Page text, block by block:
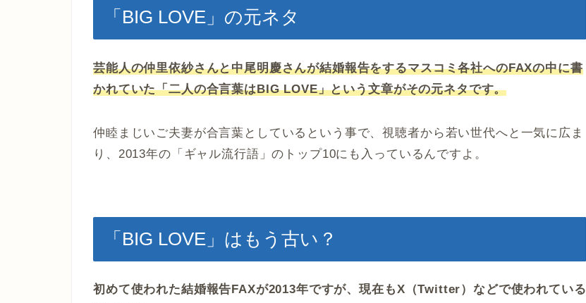
「BIG LOVE」の元ネタ
芸能人の仲里依紗さんと中尾明慶さんが結婚報告をするマスコミ各社へのFAXの中に書
かれていた「二人の合言葉はBIG LOVE」という文章がその元ネタです。
仲睦まじいご夫妻が合言葉としているという事で、視聴者から若い世代へと一気に広ま
り、2013年の「ギャル流行語」のトップ10にも入っているんですよ。
「BIG LOVE」はもう古い？
初めて使われた結婚報告FAXが2013年ですが、現在もX（Twitter）などで使われている